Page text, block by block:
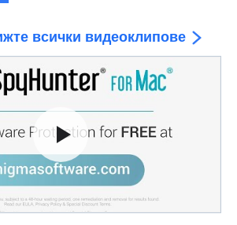
всички видеоклипове